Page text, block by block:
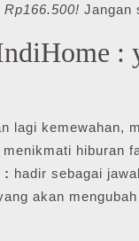
Jangan
:
lagi kemewahan,
menikmati hiburan
: hadir sebagai
akan